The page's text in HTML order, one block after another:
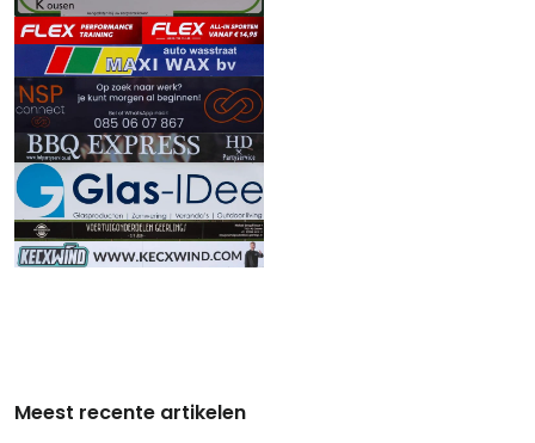
Meest recente artikelen